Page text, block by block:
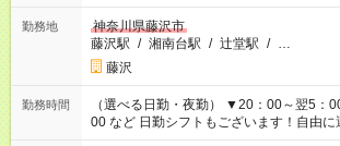
勤務地
神奈川県藤沢市
藤沢駅 / 湘南台駅 / 辻堂駅 / …
藤沢
勤務時間
（選べる日勤・夜勤） ▼20：00～翌5：
00 など 日勤シフトもございます！自由